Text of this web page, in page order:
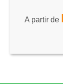
A partir de